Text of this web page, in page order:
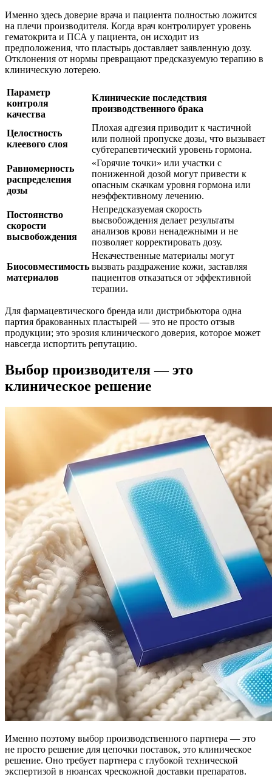
Именно здесь доверие врача и пациента полностью ложится
на плечи производителя. Когда врач контролирует уровень
гематокрита и ПСА у пациента, он исходит из
предположения, что пластырь доставляет заявленную дозу.
Отклонения от нормы превращают предсказуемую терапию в
клиническую лотерею.
Параметр
контроля
качества
Клинические последствия
производственного брака
Целостность
клеевого слоя
Плохая адгезия приводит к частичной
или полной пропуске дозы, что вызывает
субтерапевтический уровень гормона.
Равномерность
распределения
дозы
«Горячие точки» или участки с
пониженной дозой могут привести к
опасным скачкам уровня гормона или
неэффективному лечению.
Постоянство
скорости
высвобождения
Непредсказуемая скорость
высвобождения делает результаты
анализов крови ненадежными и не
позволяет корректировать дозу.
Биосовместимость
материалов
Некачественные материалы могут
вызвать раздражение кожи, заставляя
пациентов отказаться от эффективной
терапии.
Для фармацевтического бренда или дистрибьютора одна
партия бракованных пластырей — это не просто отзыв
продукции; это эрозия клинического доверия, которое может
навсегда испортить репутацию.
Выбор производителя — это
клиническое решение
Именно поэтому выбор производственного партнера — это
не просто решение для цепочки поставок, это клиническое
решение. Оно требует партнера с глубокой технической
экспертизой в нюансах чрескожной доставки препаратов.